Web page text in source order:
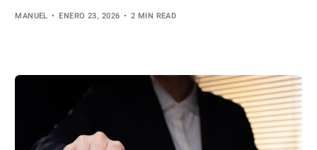
MANUEL
ENERO 23, 2026 2 MIN READ